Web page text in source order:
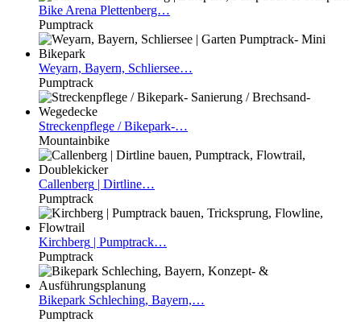
Bike Arena Plettenberg…
Pumptrack
Weyarn, Bayern, Schliersee…
Pumptrack
Streckenpflege / Bikepark-…
Mountainbike
Callenberg | Dirtline…
Pumptrack
Kirchberg | Pumptrack…
Pumptrack
Bikepark Schleching, Bayern,…
Pumptrack